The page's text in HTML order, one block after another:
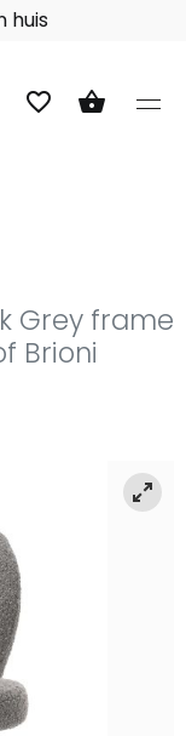
huis
favorite_border shopping_basket
Grey frame
Brioni